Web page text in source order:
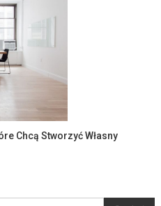
Chcą Stworzyć Własny